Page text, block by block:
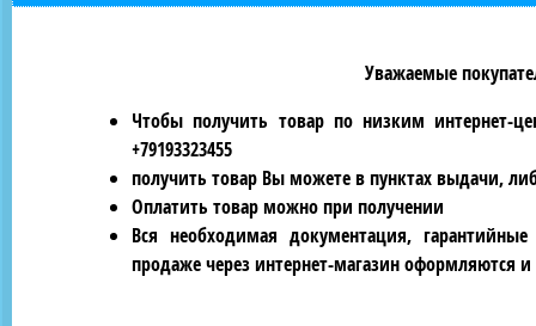
Уважаемые
Чтобы получить товар по низким интернет-
+79193323455
получить товар Вы можете в пунктах выдачи,
Оплатить товар можно при получении
Вся необходимая документация,
продаже через интернет-магазин оформляются